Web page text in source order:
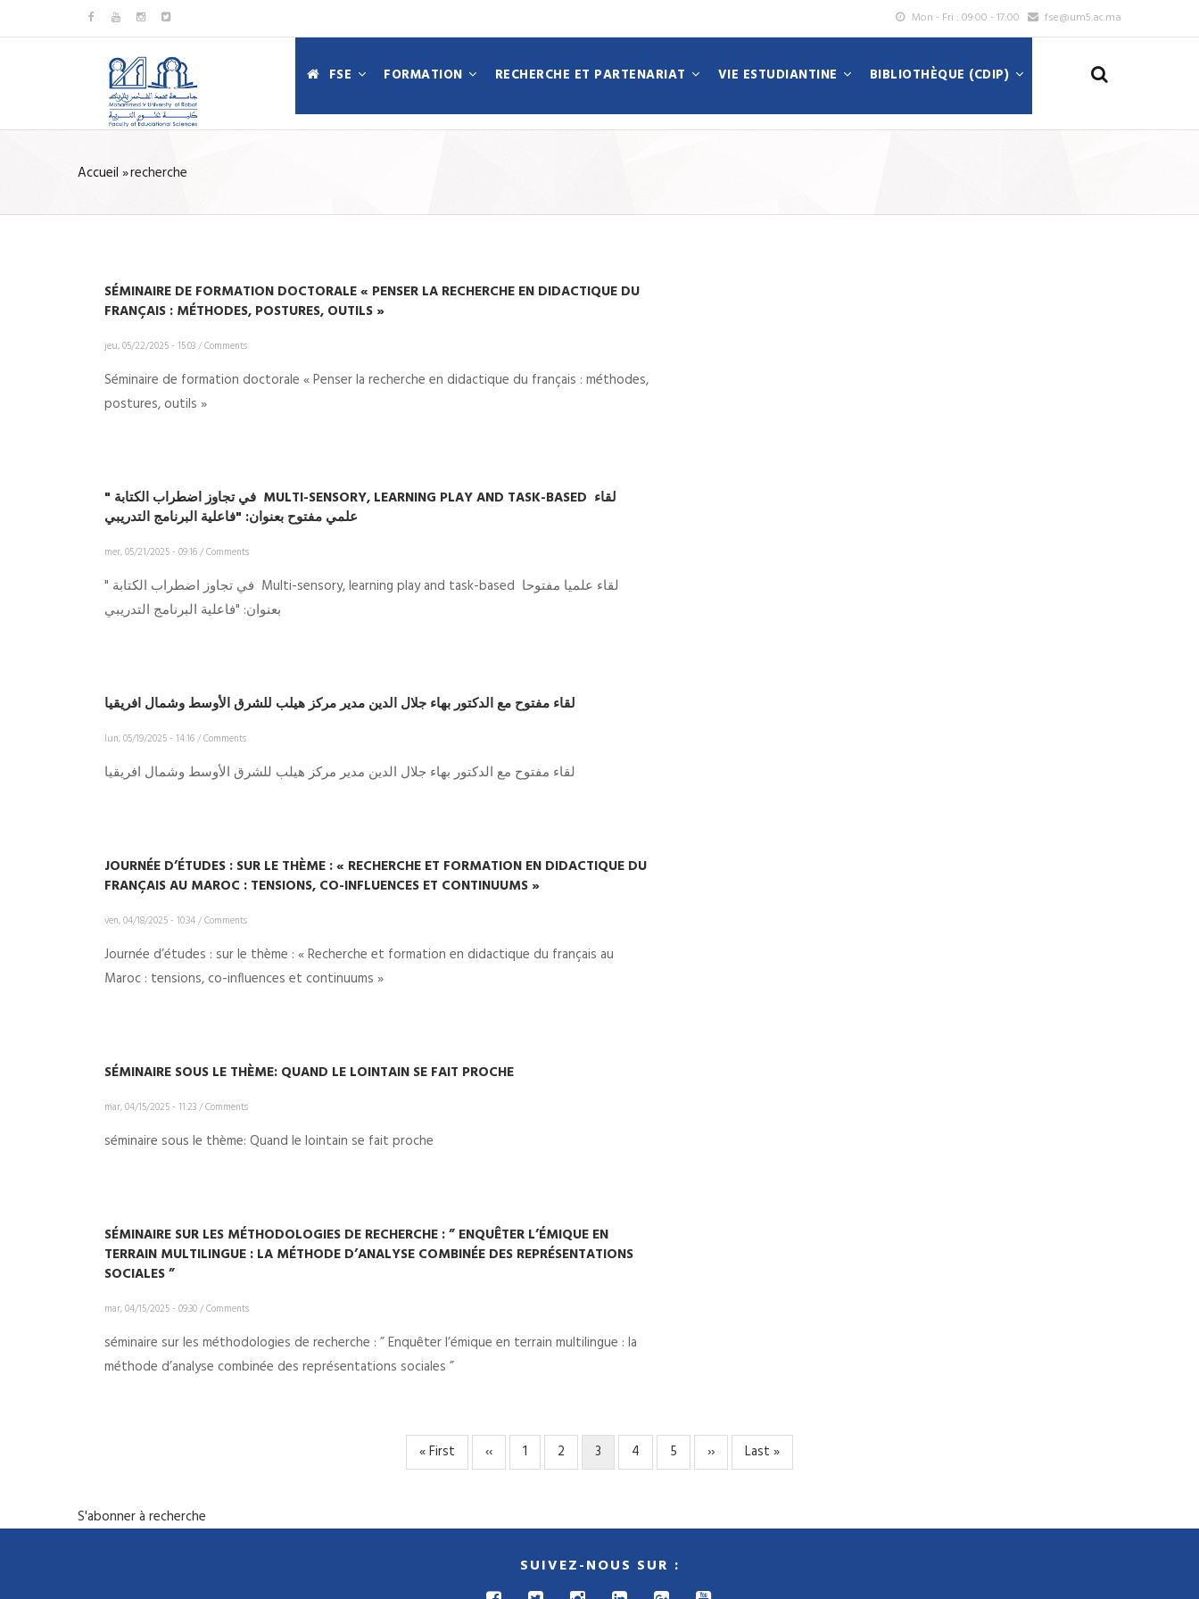
au
Mon - Fri : 09:00 - 17:00 fse@um5.ac.ma
NAVIGATION
FSE FORMATION RECHERCHE ET PARTENARIAT VIE ESTUDIANTINE BIBLIOTHÈQUE (CDIP)
FIL
Accueil »recherche
SÉMINAIRE DE FORMATION DOCTORALE « PENSER LA RECHERCHE EN DIDACTIQUE DU
FRANÇAIS : MÉTHODES, POSTURES, OUTILS »
jeu, 05/22/2025 - 15:03/Comments
Séminaire de formation doctorale « Penser la recherche en didactique du français : méthodes,
postures, outils »
" في تجاوز اضطراب الكتابة MULTI-SENSORY, LEARNING PLAY AND TASK-BASED لقاء
علمي مفتوح بعنوان: "فاعلية البرنامج التدريبي
mer, 05/21/2025 - 09:16/Comments
" في تجاوز اضطراب الكتابة Multi-sensory, learning play and task-based لقاء علميا مفتوحا
بعنوان: "فاعلية البرنامج التدريبي
لقاء مفتوح مع الدكتور بهاء جلال الدين مدير مركز هيلب للشرق الأوسط وشمال افريقيا
lun, 05/19/2025 - 14:16/Comments
لقاء مفتوح مع الدكتور بهاء جلال الدين مدير مركز هيلب للشرق الأوسط وشمال افريقيا
JOURNÉE D’ÉTUDES : SUR LE THÈME : « RECHERCHE ET FORMATION EN DIDACTIQUE DU
FRANÇAIS AU MAROC : TENSIONS, CO-INFLUENCES ET CONTINUUMS »
ven, 04/18/2025 - 10:34/Comments
Journée d’études : sur le thème : « Recherche et formation en didactique du français au
Maroc : tensions, co-influences et continuums »
SÉMINAIRE SOUS LE THÈME: QUAND LE LOINTAIN SE FAIT PROCHE
mar, 04/15/2025 - 11:23/Comments
séminaire sous le thème: Quand le lointain se fait proche
SÉMINAIRE SUR LES MÉTHODOLOGIES DE RECHERCHE : ” ENQUÊTER L’ÉMIQUE EN
TERRAIN MULTILINGUE : LA MÉTHODE D’ANALYSE COMBINÉE DES REPRÉSENTATIONS
SOCIALES ”
mar, 04/15/2025 - 09:30/Comments
séminaire sur les méthodologies de recherche : ” Enquêter l’émique en terrain multilingue : la
méthode d’analyse combinée des représentations sociales ”
Première
page
« First
Page
précédente
‹‹ Page
1 Page
2
Page
courante
3 Page
4 Page
5
Page
suivante
››
Dernière
page
Last »
S'abonner à recherche
SUIVEZ-NOUS SUR :